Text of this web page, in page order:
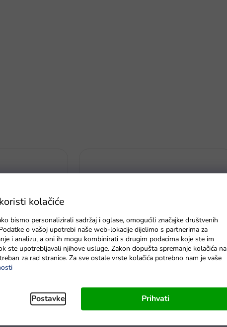
kolačiće
bismo personalizirali sadržaj i oglase, omogućili značajke društvenih
o vašoj upotrebi naše web-lokacije dijelimo s partnerima za
i analizu, a oni ih mogu kombinirati s drugim podacima koje ste im
ste upotrebljavali njihove usluge. Zakon dopušta spremanje kolačića na
za rad stranice. Za sve ostale vrste kolačića potrebno nam je vaše
Postavke Prihvati